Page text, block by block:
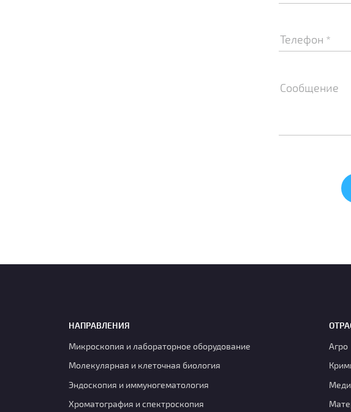
НАПРАВЛЕНИЯ
Микроскопия и лабораторное оборудование
Молекулярная и клеточная биология
Эндоскопия и иммуногематология
Хроматография и спектроскопия
Агро